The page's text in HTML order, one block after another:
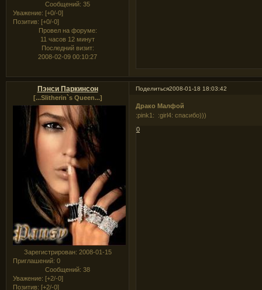
Сообщений: 35
Уважение: [+0/-0]
Позитив: [+0/-0]
Провел на форуме:
11 часов 12 минут
Последний визит:
2008-02-09 00:10:27
Поделиться2008-01-18 18:03:42
Пэнси Паркинсон
[...Slitherin`s Queen...]
Зарегистрирован: 2008-01-15
Приглашений: 0
Сообщений: 38
Уважение: [+2/-0]
Позитив: [+2/-0]
Драко Малфой
:pink1: :girl4: спасибо)))
0